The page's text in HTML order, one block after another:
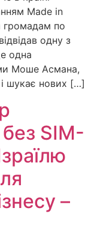
Made in
громадам по
одну з
одна
Моше Асмана,
шукає нових […]
без SIM-
–